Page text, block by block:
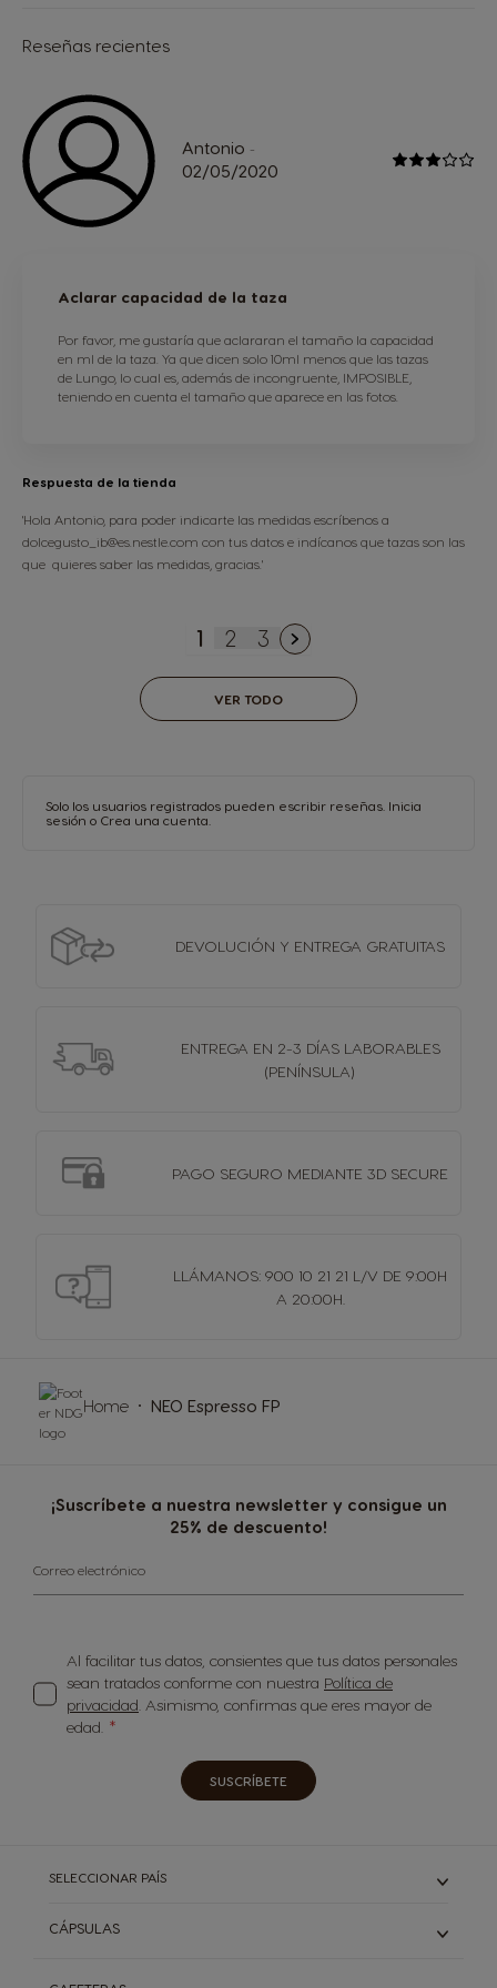
Reseñas recientes
Antonio -
02/05/2020
Aclarar capacidad de la taza
Por favor, me gustaría que aclararan el tamaño la capacidad
en ml de la taza. Ya que dicen solo 10ml menos que las tazas
de Lungo, lo cual es, además de incongruente, IMPOSIBLE,
teniendo en cuenta el tamaño que aparece en las fotos.
Respuesta de la tienda
'Hola Antonio, para poder indicarte las medidas escríbenos a
dolcegusto_ib@es.nestle.com con tus datos e indícanos que tazas son las
que quieres saber las medidas, gracias.'
Actualmente estás leyendo
1 Página
2 Página
3
VER TODO
Solo los usuarios registrados pueden escribir reseñas. Inicia
sesión o Crea una cuenta
DEVOLUCIÓN Y ENTREGA GRATUITAS
ENTREGA EN 2-3 DÍAS LABORABLES
(PENÍNSULA)
PAGO SEGURO MEDIANTE 3D SECURE
LLÁMANOS: 900 10 21 21 L/V DE 9:00H
A 20:00H.
¡Suscríbete a nuestra newsletter y consigue un
25% de descuento!
Correo electrónico
Al facilitar tus datos, consientes que tus datos personales
sean tratados conforme con nuestra Política de
privacidad. Asimismo, confirmas que eres mayor de
edad.
SUSCRÍBETE
Home NEO Espresso FP
SELECCIONAR PAÍS
CÁPSULAS